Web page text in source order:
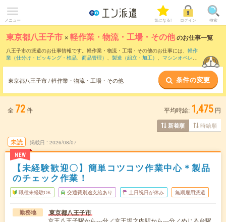
メニュー 気になる! ログイン 検索
東京都八王子市 ×軽作業・物流・工場・その他のお仕事一覧
八王子市の派遣のお仕事情報です。軽作業・物流・工場・その他のお仕事には、 軽作
業（仕分け・ピッキング・検品、商品管理） 、 製造（組立・加工） 、 マシンオペレー
東京都八王子市 / 軽作業・物流・工場・その他 条件の変更
全 72件 平均時給: 1,475 円
新着順 時給順
未読
NEW
掲載日 2026/08/07
【未経験歓迎〇】簡単コツコツ作業中心＊製品
のチェック作業！
職種未経験OK 交通費別途支給あり 土日祝日が休み 無期雇用派遣
勤務地 東京都八王子市